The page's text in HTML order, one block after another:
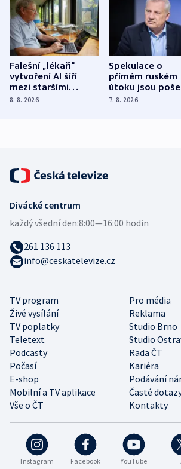
Falešní „lékaři“
vytvoření AI šíří
mezi staršími
Poláky nebezpečné
8. 8. 2026
Spekulace o
přímém ruském
útoku jsou
míní estonský
7. 8. 2026
Instagram Facebook YouTube
TV program
Pro média
Živé vysílání
Reklama
TV poplatky
Studio Brno
Teletext
Studio
Podcasty
Rada ČT
Počasí
Kariéra
E-shop
Podávání
Mobilní a TV aplikace
Časté
Vše o ČT
Kontakty
Divácké centrum
každý všední den:8:00—16:00 hodin
261 136 113
info@ceskatelevize.cz